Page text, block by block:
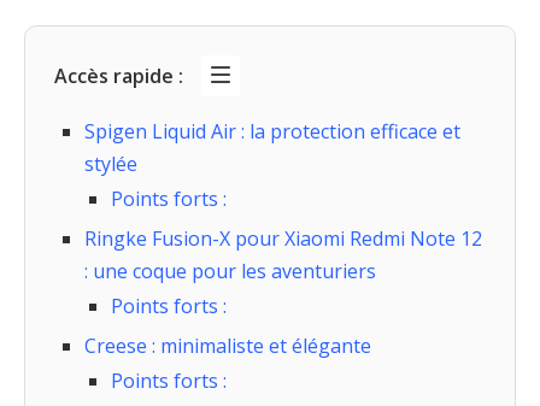
Accès rapide :
Spigen Liquid Air : la protection efficace et
stylée
Points forts :
Ringke Fusion-X pour Xiaomi Redmi Note 12
: une coque pour les aventuriers
Points forts :
Creese : minimaliste et élégante
Points forts :